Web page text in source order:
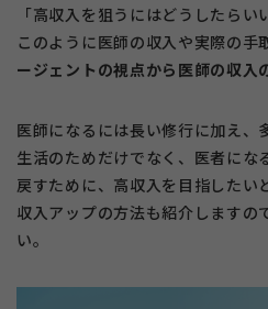
「高収入を狙うにはどうしたらい
このように医師の収入や実際の手
ージェントの視点から医師の収入
医師になるには長い修行に加え、
生活のためだけでなく、医者にな
戻すために、高収入を目指したい
収入アップの方法も紹介しますの
い。